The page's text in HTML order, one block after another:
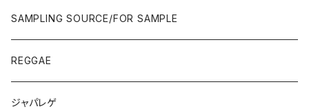
ROCK/AOR
LP
JAPANESE
OTHERS
7"/12"
JAPANESE
SAMPLING SOURCE/FOR SAMPLE
REGGAE
ジャパレゲ